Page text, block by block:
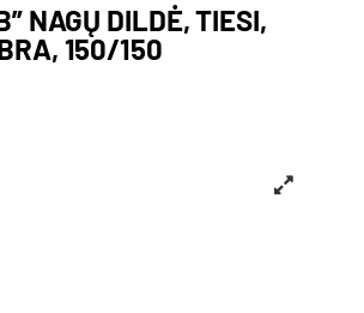
NAGŲ DILDĖ, TIESI,
150/150